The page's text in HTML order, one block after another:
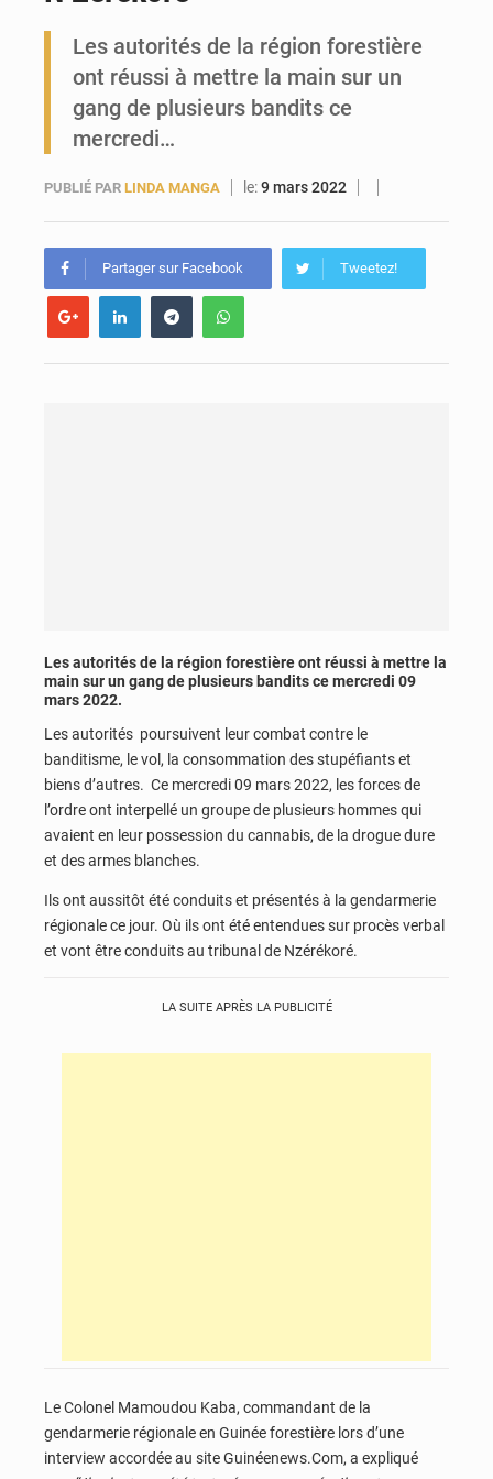
Forces Vives en Guinée : la coalition critique la gestion de Mamadi Doumbouya
Les autorités de la région forestière
ont réussi à mettre la main sur un
gang de plusieurs bandits ce
mercredi…
PUBLIÉ PAR LINDA MANGA le:9 mars 2022
Partager sur Facebook Tweetez!
Les autorités de la région forestière ont réussi à mettre la
main sur un gang de plusieurs bandits ce mercredi 09
mars 2022.
Les autorités poursuivent leur combat contre le
banditisme, le vol, la consommation des stupéfiants et
biens d’autres. Ce mercredi 09 mars 2022, les forces de
l’ordre ont interpellé un groupe de plusieurs hommes qui
avaient en leur possession du cannabis, de la drogue dure
et des armes blanches.
Ils ont aussitôt été conduits et présentés à la gendarmerie
régionale ce jour. Où ils ont été entendues sur procès verbal
et vont être conduits au tribunal de Nzérékoré.
LA SUITE APRÈS LA PUBLICITÉ
Le Colonel Mamoudou Kaba, commandant de la
gendarmerie régionale en Guinée forestière lors d’une
interview accordée au site Guinéenews.Com, a expliqué